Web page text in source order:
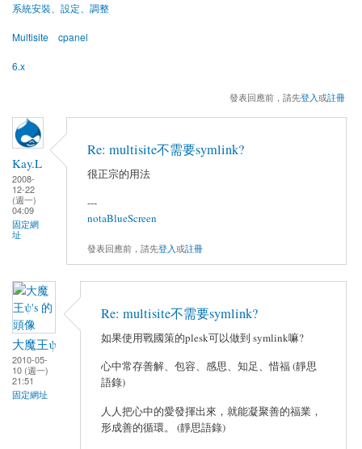
系統安裝、設定、調整
Multisite cpanel
6.x
發表回應前，請先登入或註冊
Kay.L
2008-
12-22
(週一)
04:09
固定網
址
Re: multisite不需要symlink?
很正宗的用法
---
notaBlueScreen
發表回應前，請先登入或註冊
大魔王ψ
2010-05-
10 (週一)
21:51
固定網址
Re: multisite不需要symlink?
如果使用戰國策的plesk可以做到 symlink嘛?
心中常存善解、包容、感思、知足、惜福 (靜思
語錄)
人人把心中的愛發揮出來，就能凝聚善的福業，
形成善的循環。 (靜思語錄)